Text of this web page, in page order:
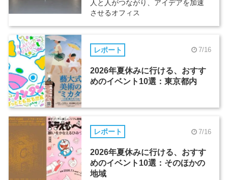
人と人がつながり、アイデアを加速
させるオフィス
レポート 7/16
2026年夏休みに行ける、おすす
めのイベント10選：東京都内
レポート 7/16
2026年夏休みに行ける、おすす
めのイベント10選：そのほかの
地域